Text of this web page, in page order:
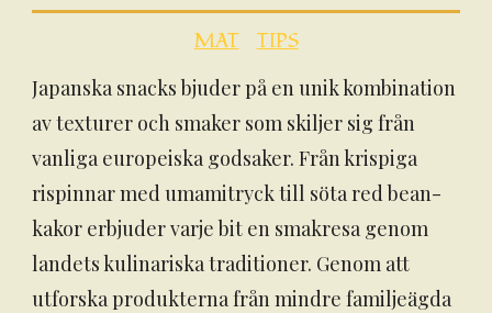
MAT TIPS
Japanska snacks bjuder på en unik kombination
av texturer och smaker som skiljer sig från
vanliga europeiska godsaker. Från krispiga
rispinnar med umamitryck till söta red bean-
kakor erbjuder varje bit en smakresa genom
landets kulinariska traditioner. Genom att
utforska produkterna från mindre familjeägda